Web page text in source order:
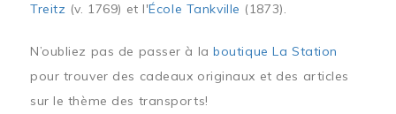
Treitz (v. 1769) et l'École Tankville (1873).
N’oubliez pas de passer à laboutique La Station
pour trouver des cadeaux originaux et des articles
sur le thème des transports!